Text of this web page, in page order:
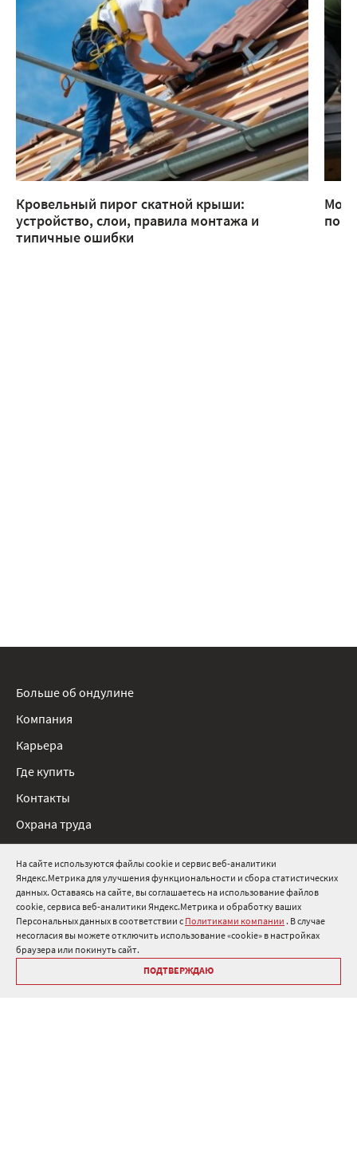
На сайте используются файлы cookie и сервис веб-аналитики
Яндекс.Метрика для улучшения функциональности и сбора статистических
данных. Оставаясь на сайте, вы соглашаетесь на использование файлов
cookie, сервиса веб-аналитики Яндекс.Метрика и обработку ваших
Персональных данных в соответствии с Политиками компании . В случае
несогласия вы можете отключить использование «cookie» в настройках
браузера или покинуть сайт.
ПОДТВЕРЖДАЮ
Кровельный пирог скатной крыши:
устройство, слои, правила монтажа и
типичные ошибки
8 800 511 91 82
info@onduline.ru
Россия Беларусь Казахстан
Больше об ондулине
Компания
Карьера
Где купить
Контакты
Охрана труда